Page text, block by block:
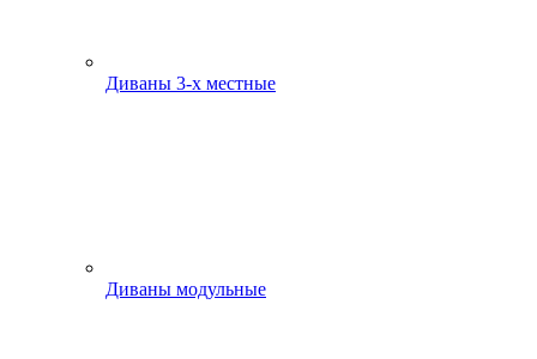
Диваны 3-х местные
Диваны модульные